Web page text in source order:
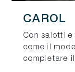
CAROL
Con salotti
come il
completare